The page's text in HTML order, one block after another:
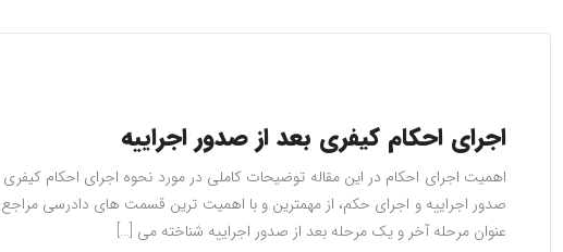
اجرای احکام کیفری بعد از صدور اجراییه
اهمیت اجرای احکام در این مقاله توضیحات کاملی در مورد نحوه اجرای احکام
صدور اجراییه و اجرای حکم، از مهمترین و با اهمیت ترین قسمت های دادرسی
عنوان مرحله آخر و یک مرحله بعد از صدور اجراییه شناخته می […]